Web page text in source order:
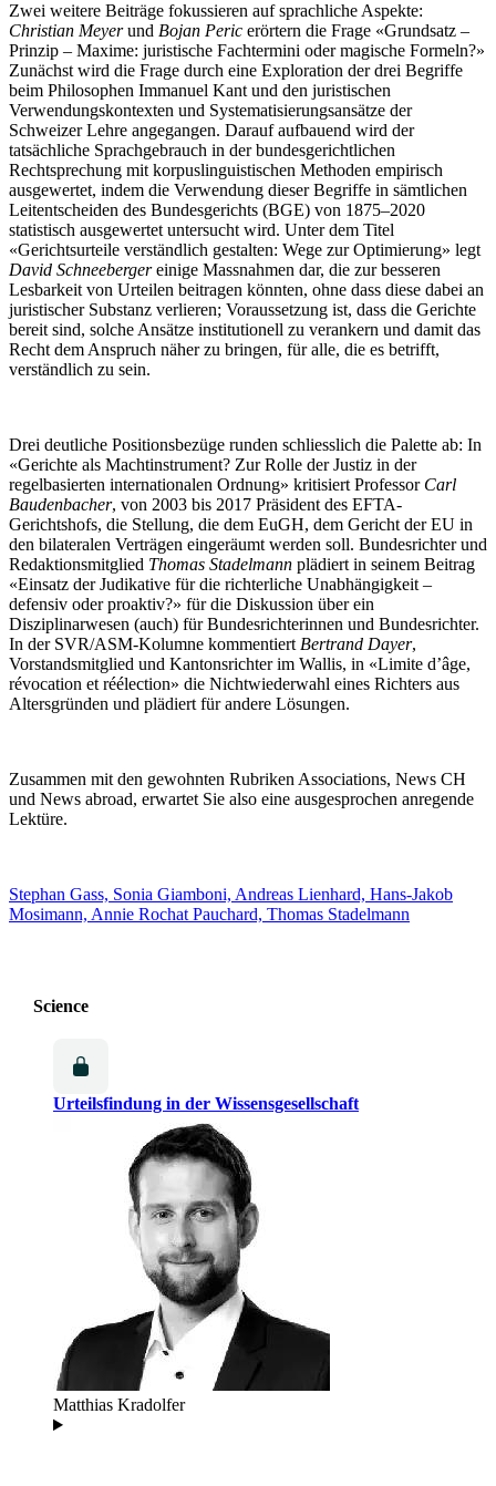
Zwei weitere Beiträge fokussieren auf sprachliche Aspekte:
Christian Meyerund Bojan Peric erörtern die Frage «Grundsatz –
Prinzip – Maxime: juristische Fachtermini oder magische Formeln?»
Zunächst wird die Frage durch eine Exploration der drei Begriffe
beim Philosophen Immanuel Kant und den juristischen
Verwendungskontexten und Systematisierungsansätze der
Schweizer Lehre angegangen. Darauf aufbauend wird der
tatsächliche Sprachgebrauch in der bundesgerichtlichen
Rechtsprechung mit korpuslinguistischen Methoden empirisch
ausgewertet, indem die Verwendung dieser Begriffe in sämtlichen
Leitentscheiden des Bundesgerichts (BGE) von 1875–2020
statistisch ausgewertet untersucht wird. Unter dem Titel
«Gerichtsurteile verständlich gestalten: Wege zur Optimierung» legt
David Schneebergereinige Massnahmen dar, die zur besseren
Lesbarkeit von Urteilen beitragen könnten, ohne dass diese dabei an
juristischer Substanz verlieren; Voraussetzung ist, dass die Gerichte
bereit sind, solche Ansätze institutionell zu verankern und damit das
Recht dem Anspruch näher zu bringen, für alle, die es betrifft,
verständlich zu sein.
Drei deutliche Positionsbezüge runden schliesslich die Palette ab: In
«Gerichte als Machtinstrument? Zur Rolle der Justiz in der
regelbasierten internationalen Ordnung» kritisiert Professor Carl
Baudenbacher, von 2003 bis 2017 Präsident des EFTA-
Gerichtshofs, die Stellung, die dem EuGH, dem Gericht der EU in
den bilateralen Verträgen eingeräumt werden soll. Bundesrichter und
Redaktionsmitglied Thomas Stadelmann plädiert in seinem Beitrag
«Einsatz der Judikative für die richterliche Unabhängigkeit –
defensiv oder proaktiv?» für die Diskussion über ein
Disziplinarwesen (auch) für Bundesrichterinnen und Bundesrichter.
In der SVR/ASM-Kolumne kommentiert Bertrand Dayer,
Vorstandsmitglied und Kantonsrichter im Wallis, in «Limite d’âge,
révocation et réélection» die Nichtwiederwahl eines Richters aus
Altersgründen und plädiert für andere Lösungen.
Zusammen mit den gewohnten Rubriken Associations, News CH
und News abroad, erwartet Sie also eine ausgesprochen anregende
Lektüre.
Stephan Gass, Sonia Giamboni, Andreas Lienhard, Hans-Jakob
Mosimann, Annie Rochat Pauchard, Thomas Stadelmann
Science
Urteilsfindung in der Wissensgesellschaft
Matthias Kradolfer